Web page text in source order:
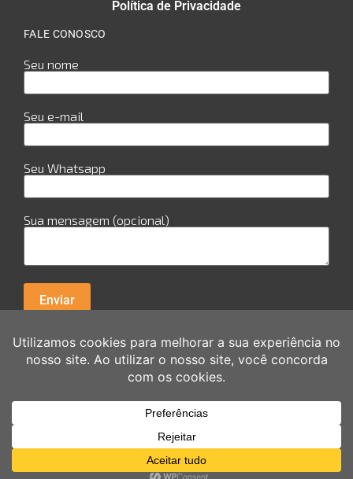
Política de Privacidade
FALE CONOSCO
Seu nome
Seu e-mail
Seu Whatsapp
Sua mensagem (opcional)
R. Cuiabá, 978 - Sala 29 - Candeias - Jaboatão dos
Guararapes Av. Guararpes, 154 - sala 0111 - Santo
Amaro - Recife
Copyright © 2026 Akilli Brasil | Criado por Akilli Brasil